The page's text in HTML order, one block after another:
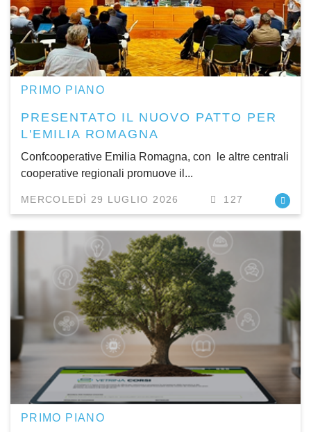
PRIMO PIANO
PRESENTATO IL NUOVO PATTO PER
L'EMILIA ROMAGNA
Confcooperative Emilia Romagna, con le altre centrali
cooperative regionali promuove il...
MERCOLEDÌ 29 LUGLIO 2026 127
PRIMO PIANO